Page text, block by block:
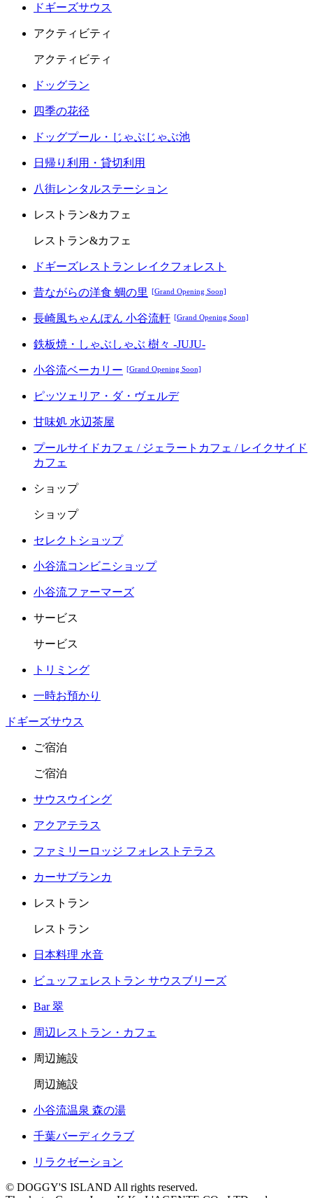
ドギーズサウス
アクティビティ
アクティビティ
ドッグラン
四季の花径
ドッグプール・じゃぶじゃぶ池
日帰り利用・貸切利用
八街レンタルステーション
レストラン&カフェ
レストラン&カフェ
ドギーズレストラン レイクフォレスト
昔ながらの洋食 蜩の里 [Grand Opening Soon]
長崎風ちゃんぽん 小谷流軒 [Grand Opening Soon]
鉄板焼・しゃぶしゃぶ 樹々 -JUJU-
小谷流ベーカリー [Grand Opening Soon]
ピッツェリア・ダ・ヴェルデ
甘味処 水辺茶屋
プールサイドカフェ / ジェラートカフェ / レイクサイド
カフェ
ショップ
ショップ
セレクトショップ
小谷流コンビニショップ
小谷流ファーマーズ
サービス
サービス
トリミング
一時お預かり
ドギーズサウス
ご宿泊
ご宿泊
サウスウイング
アクアテラス
ファミリーロッジ フォレストテラス
カーサブランカ
レストラン
レストラン
日本料理 水音
ビュッフェレストラン サウスブリーズ
Bar 翠
周辺レストラン・カフェ
周辺施設
周辺施設
小谷流温泉 森の湯
千葉バーディクラブ
リラクゼーション
© DOGGY'S ISLAND All rights reserved.